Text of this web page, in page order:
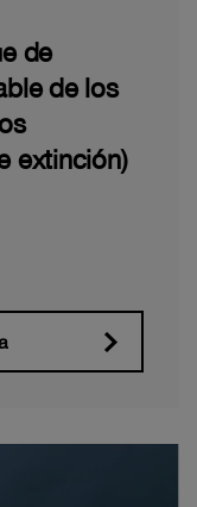
de
de los
extinción)